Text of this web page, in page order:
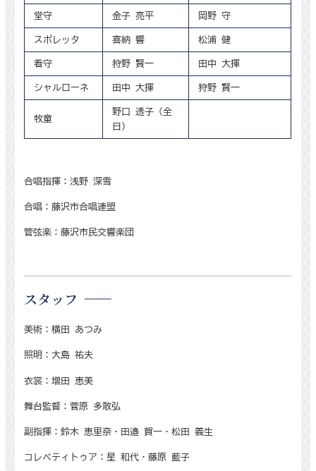
堂守 金子 亮平 岡野 守
スポレッタ 喜納 響 松浦 健
看守 狩野 賢一 田中 大揮
シャルローネ 田中 大揮 狩野 賢一
牧童
野口 透子（全
日）
合唱指揮：浅野 深雪
合唱：藤沢市合唱連盟
管弦楽：藤沢市民交響楽団
スタッフ
美術：横田 あつみ
照明：大島 祐夫
衣裳：増田 恵美
舞台監督：菅原 多敢弘
副指揮：鈴木 恵里奈・田邉 賀一・松田 義生
コレペティトゥア：星 和代・藤原 藍子